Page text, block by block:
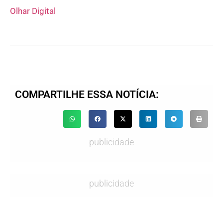
Olhar Digital
COMPARTILHE ESSA NOTÍCIA:
publicidade
publicidade